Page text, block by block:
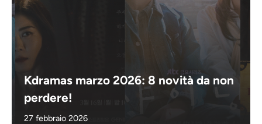
Kdramas marzo 2026: 8 novità da non
perdere!
27 febbraio 2026